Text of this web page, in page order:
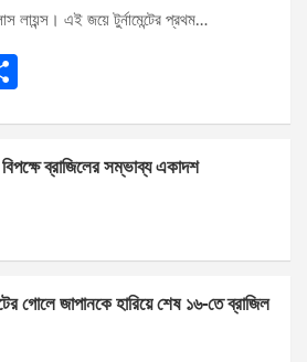
লায়ন্স। এই জয়ে টুর্নামেন্টের প্রথম…
e ব্রাজিলের সম্ভাব্য একাদশ
গোলে জাপানকে হারিয়ে শেষ ১৬-তে ব্রাজিল